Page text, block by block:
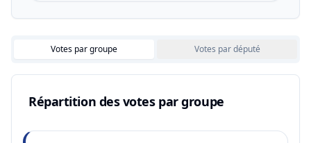
Votes par groupe Votes par député
Répartition des votes par groupe